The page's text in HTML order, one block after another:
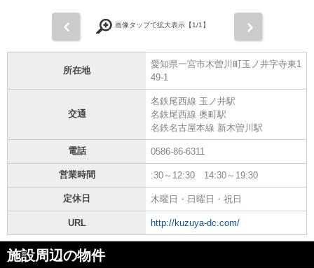
画像タップで拡大表示【1/1】
所在地
愛知県一宮市木曽川町玉ノ井字寺東1
49-1
交通
名鉄尾西線 玉ノ井駅
名鉄尾西線 奥町駅
名鉄名古屋本線 新木曽川駅
電話 0586-86-6311
営業時間 :30～12:30 14:30～19:30
定休日 木曜日・日曜日・祝日
URL http://kuzuya-dc.com/
施設周辺の物件